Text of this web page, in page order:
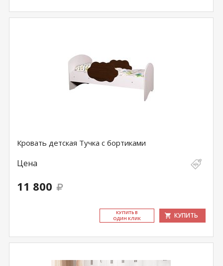
Кровать детская Тучка с бортиками
Цена
11 800
КУ­ПИТЬ В
ОДИН КЛИК
КУПИТЬ